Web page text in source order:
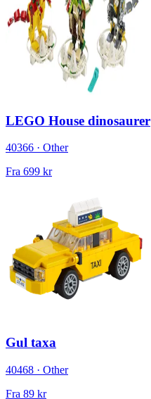
LEGO House dinosaurer
40366 · Other
Fra 699 kr
Gul taxa
40468 · Other
Fra 89 kr